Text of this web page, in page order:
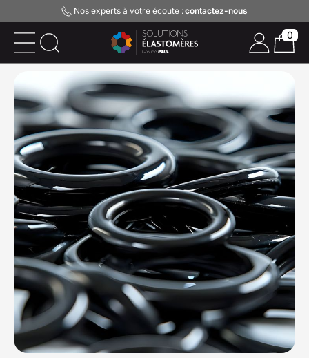
Nos experts à votre écoute :contactez-nous
0